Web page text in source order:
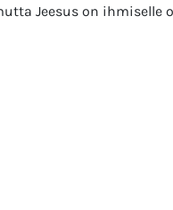
Jeesus on ihmiselle